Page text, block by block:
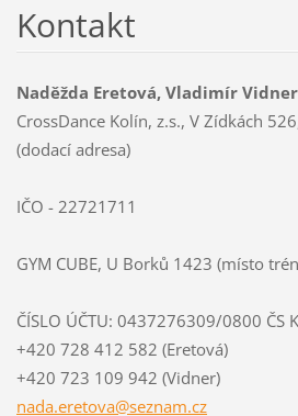
Kontakt
Naděžda Eretová, Vladimír Vidner
CrossDance Kolín, z.s., V Zídkách
(dodací adresa)
IČO - 22721711
GYM CUBE, U Borků 1423 (místo
ČÍSLO ÚČTU: 0437276309/0800 ČS
+420 728 412 582 (Eretová)
+420 723 109 942 (Vidner)
nada.eretova@seznam.cz